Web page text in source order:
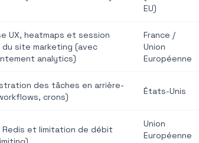
EU)
UX, heatmaps et session
du site marketing (avec
analytics)
France /
Union
Européenne
des tâches en arrière-
crons)
États-Unis
Redis et limitation de débit
Union
Européenne